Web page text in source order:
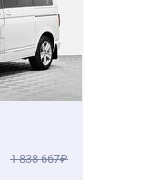
1 838 667